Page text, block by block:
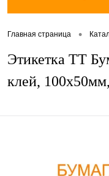
Главная страница •
Этикетка ТТ
клей,